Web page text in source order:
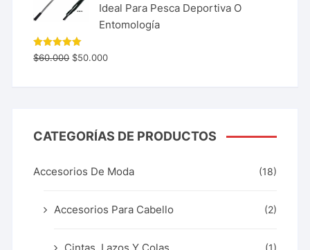
Ideal Para Pesca Deportiva O
Entomología
Valorado
con 5.00
$60.000 $50.000
CATEGORÍAS DE PRODUCTOS
Accesorios De Moda (18)
Accesorios Para Cabello (2)